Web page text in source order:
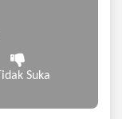
Tidak Suka